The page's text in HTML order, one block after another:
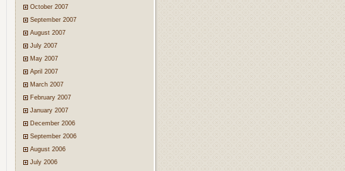
October 2007
September 2007
August 2007
July 2007
May 2007
April 2007
March 2007
February 2007
January 2007
December 2006
September 2006
August 2006
July 2006